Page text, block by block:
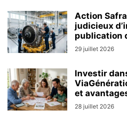
Action
judicieux
publication
29 juillet 2026
Investir
et
28 juillet 2026